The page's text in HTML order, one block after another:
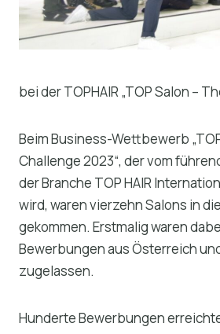
bei der TOPHAIR „TOP Salon –
Beim Business-Wettbewerb
Challenge 2023“, der vom
der Branche TOP HAIR
wird, waren vierzehn Salons in
gekommen. Erstmalig waren
Bewerbungen aus Österreich
zugelassen.
Hunderte Bewerbungen